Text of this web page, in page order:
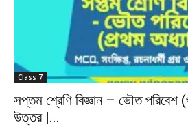
Class 7
সপ্তম শ্রেণি বিজ্ঞান – ভৌত
উত্তর |...